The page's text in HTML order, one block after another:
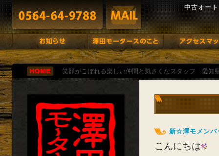
中古オー
笑顔がこぼれる楽しい仲間と気さくなスタッフ 愛知
新☆澤モメンバ
こんにちは